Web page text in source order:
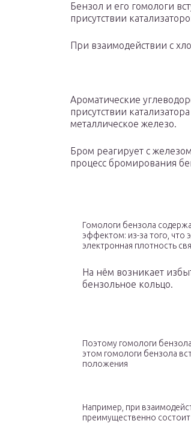
Бензол и его гомологи
присутствии
При взаимодействии с
Ароматические
присутствии
металлическое железо.
Бром реагирует с
процесс бромирования
Гомологи бензола
эффектом: из-за того, что
электронная плотность
На нём возникает
бензольное кольцо.
Поэтому гомологи
этом гомологи бензола
положения
Например, при
преимущественно